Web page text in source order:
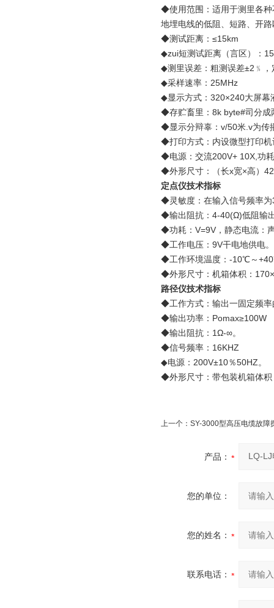
◆使用范围：适用于测里各种
地埋电线的低阻、短路、开
◆测试距离：≤15km
◆zui短测试距离（言区）：
◆测里误差：粗测误差±2﹪
◆采样速率：25MHz
◆显示方式：320×240大屏幕
◆存贮畜里：8k byte#司分成
◆显示分辩辜：v/50米.v为传
◆打印方式：内设微型打印
◆电源：交流200V+ 10X,功
◆外形尺寸：（长x宽×高）
定点仪技术指标
◆灵敏度：在输入信号频率为
◆输出阻抗：4-40(Ω)低阻输
◆功耗：V=9V，静态电流：
◆工作电压：9V干电地供电。
◆工作环境温度：-10℃～
◆外形尺寸：机箱体积：
路径仪技术指标
◆工作方式：输出一固定频率
◆输出功率：Pomax≥100W
◆输出阻抗：1Ω-∞。
◆信号频率：16KHZ
◆电源：200V±10％50HZ。
◆外形尺寸：带包装机箱体
上一个： SY-3000型高压电缆故障
产品：
您的单位：
您的姓名：
联系电话：